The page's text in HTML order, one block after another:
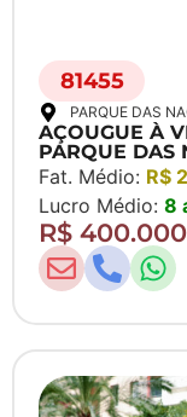
81455
PARQUE DAS
AÇOUGUE À
PARQUE DAS
Fat. Médio: R$
Lucro Médio: 8
R$